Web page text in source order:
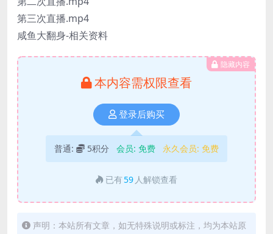
第三次直播.mp4
咸鱼大翻身-相关资料
隐藏内容
本内容需权限查看
登录后购买
普通: 5积分 会员: 免费 永久会员: 免费
已有 59 人解锁查看
声明：本站所有文章，如无特殊说明或标注，均为本站原